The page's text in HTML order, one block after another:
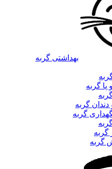
بهداشتی گربه
گربه
گربه
گربه
گربه
گربه